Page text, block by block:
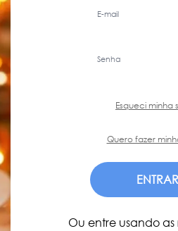
E-mail
Senha
Esqueci minha
Quero fazer
ENTRAR
Ou entre usando as